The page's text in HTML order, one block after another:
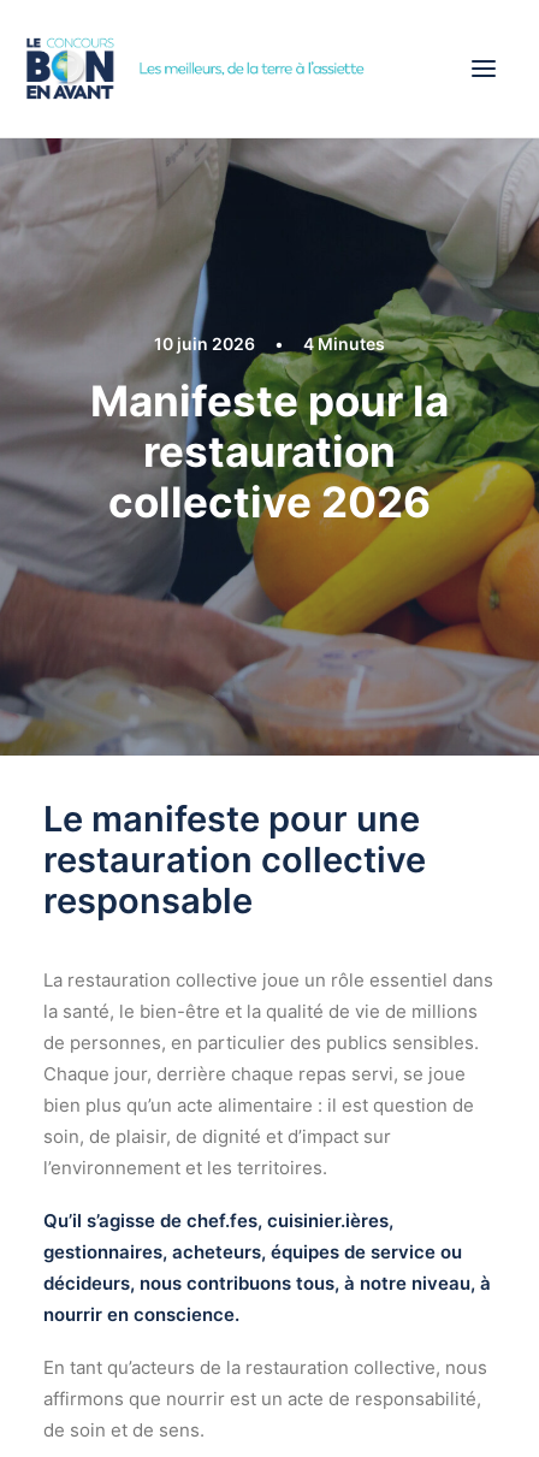
CONCOURS
ÉTAPES
ACTUALITÉS
INSCRIPTION
10 juin 2026 • 4 Minutes
Manifeste pour la
restauration
collective 2026
Le manifeste pour une
restauration collective
responsable
La restauration collective joue un rôle essentiel dans
la santé, le bien-être et la qualité de vie de millions
de personnes, en particulier des publics sensibles.
Chaque jour, derrière chaque repas servi, se joue
bien plus qu’un acte alimentaire : il est question de
soin, de plaisir, de dignité et d’impact sur
l’environnement et les territoires.
Qu’il s’agisse de chef.fes, cuisinier.ières,
gestionnaires, acheteurs, équipes de service ou
décideurs, nous contribuons tous, à notre niveau, à
nourrir en conscience.
En tant qu’acteurs de la restauration collective, nous
affirmons que nourrir est un acte de responsabilité,
de soin et de sens.